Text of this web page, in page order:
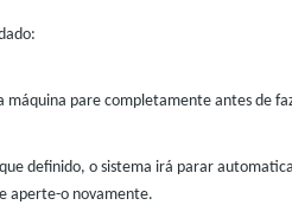
pare completamente antes de
definido, o sistema irá parar
aperte-o novamente.